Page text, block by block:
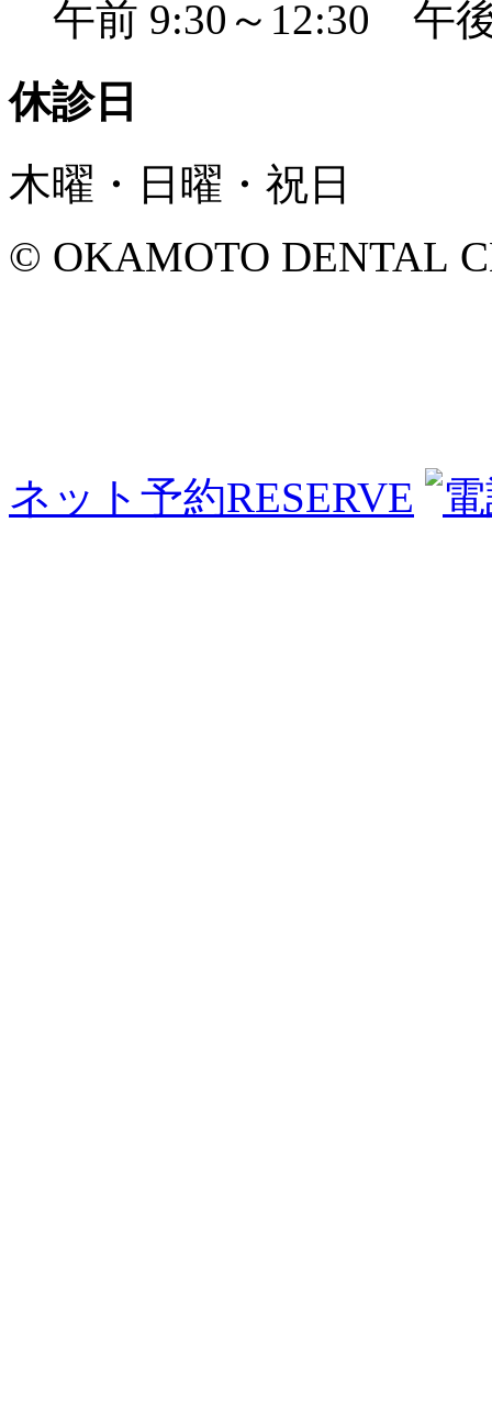
午前 9:30～12:30 午
休診日
木曜・日曜・祝日
© OKAMOTO DENTAL
ネット予約RESERVE